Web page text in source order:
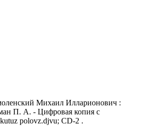
Михаил Илларионович :
П. А. - Цифровая копия с
polovz.djvu; CD-2 .